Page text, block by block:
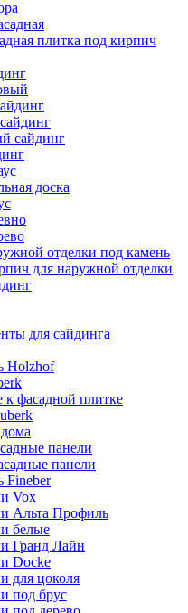
плитка под кирпич
сайдинг
доска
отделки под камень
для наружной отделки
для сайдинга
Holzhof
фасадной плитке
панели
панели
Fineber
Vox
Альта Профиль
белые
Гранд Лайн
Docke
для цоколя
под брус